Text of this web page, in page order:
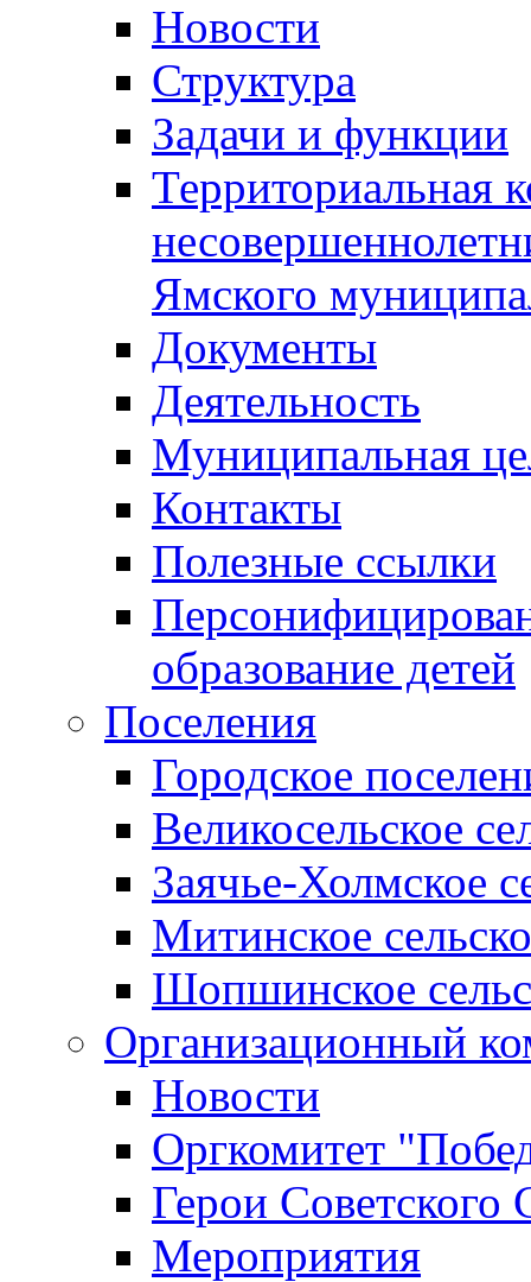
Новости
Структура
Задачи и функции
Территориальная
Ямского
Документы
Деятельность
Муниципальная
Контакты
Полезные ссылки
образование детей
Поселения
Городское
Великосельское
Заячье-Холмское
Митинское
Шопшинское
Организационный
Новости
Оргкомитет
Герои Советского
Мероприятия